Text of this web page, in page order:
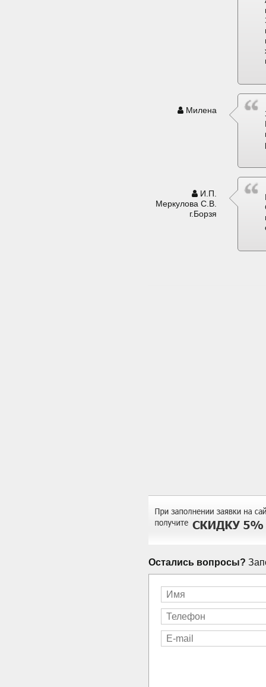
Милена
И.П.
Меркулова С.В.
г.Борзя
Остались вопросы?